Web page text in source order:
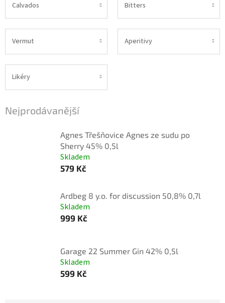
Calvados Bitters
Vermut Aperitivy
Likéry
Nejprodávanější
Agnes Třešňovice Agnes ze sudu po
Sherry 45% 0,5l
Skladem
579 Kč
Ardbeg 8 y.o. for discussion 50,8% 0,7l
Skladem
999 Kč
Garage 22 Summer Gin 42% 0,5l
Skladem
599 Kč